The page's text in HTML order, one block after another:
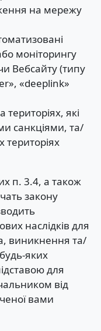
на мережу
моніторингу
Вебсайту (типу
«deeplink»
які
санкціями, та/
п. 3.4, а також
закону
наслідків для
виникнення та/
яких
для
від
вами